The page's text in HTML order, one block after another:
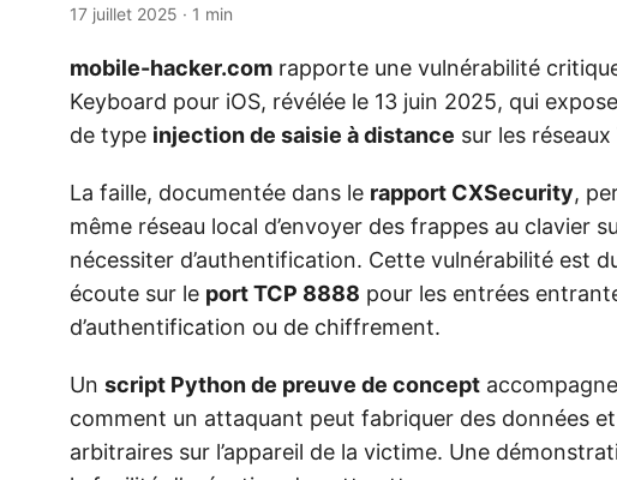
17 juillet 2025 · 1 min
mobile-hacker.com rapporte une vulnérabilité
Keyboard pour iOS, révélée le 13 juin 2025, qui
de type injection de saisie à distance sur les
La faille, documentée dans le rapport CXSecurity,
même réseau local d’envoyer des frappes au clavier
nécessiter d’authentification. Cette vulnérabilité est
écoute sur le port TCP 8888 pour les entrées
d’authentification ou de chiffrement.
Un script Python de preuve de concept
comment un attaquant peut fabriquer des données
arbitraires sur l’appareil de la victime. Une